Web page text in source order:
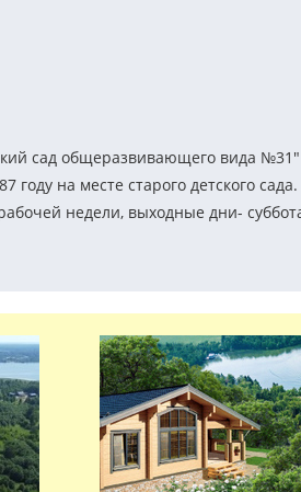
сад общеразвивающего вида
году на месте старого детского
недели, выходные дни-